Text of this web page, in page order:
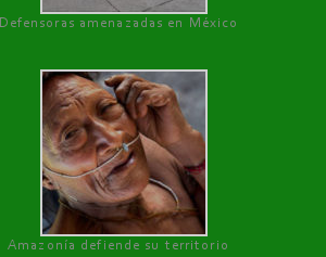
Defensoras amenazadas en México
Amazonía defiende su territorio